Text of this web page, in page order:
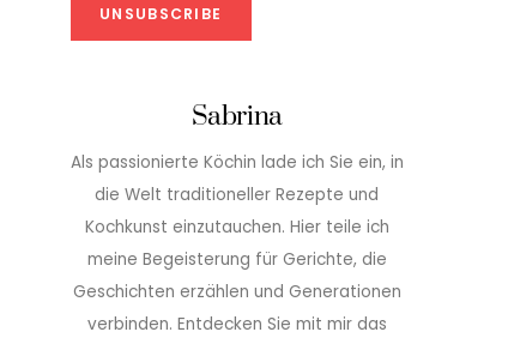
Sabrina
Als passionierte Köchin lade ich Sie ein, in
die Welt traditioneller Rezepte und
Kochkunst einzutauchen. Hier teile ich
meine Begeisterung für Gerichte, die
Geschichten erzählen und Generationen
verbinden. Entdecken Sie mit mir das